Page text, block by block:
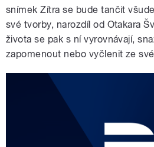
snímek Zítra se bude tančit
své tvorby, narozdíl od Otakara
života se pak s ní vyrovnávají,
zapomenout nebo vyčlenit ze